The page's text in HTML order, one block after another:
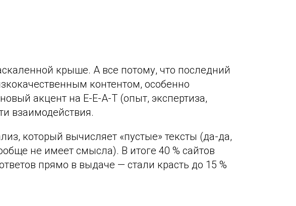
крыше. А все потому, что последний
контентом, особенно
акцент на E-E-A-T (опыт, экспертиза,
взаимодействия.
который вычисляет «пустые» тексты (да-да,
не имеет смысла). В итоге 40 % сайтов
прямо в выдаче — стали красть до 15 %